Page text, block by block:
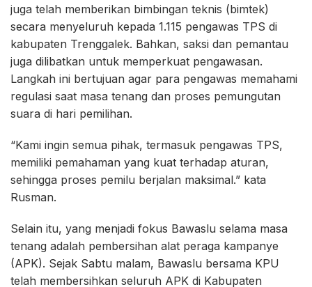
juga telah memberikan bimbingan teknis (bimtek)
secara menyeluruh kepada 1.115 pengawas TPS di
kabupaten Trenggalek. Bahkan, saksi dan pemantau
juga dilibatkan untuk memperkuat pengawasan.
Langkah ini bertujuan agar para pengawas memahami
regulasi saat masa tenang dan proses pemungutan
suara di hari pemilihan.
“Kami ingin semua pihak, termasuk pengawas TPS,
memiliki pemahaman yang kuat terhadap aturan,
sehingga proses pemilu berjalan maksimal.” kata
Rusman.
Selain itu, yang menjadi fokus Bawaslu selama masa
tenang adalah pembersihan alat peraga kampanye
(APK). Sejak Sabtu malam, Bawaslu bersama KPU
telah membersihkan seluruh APK di Kabupaten